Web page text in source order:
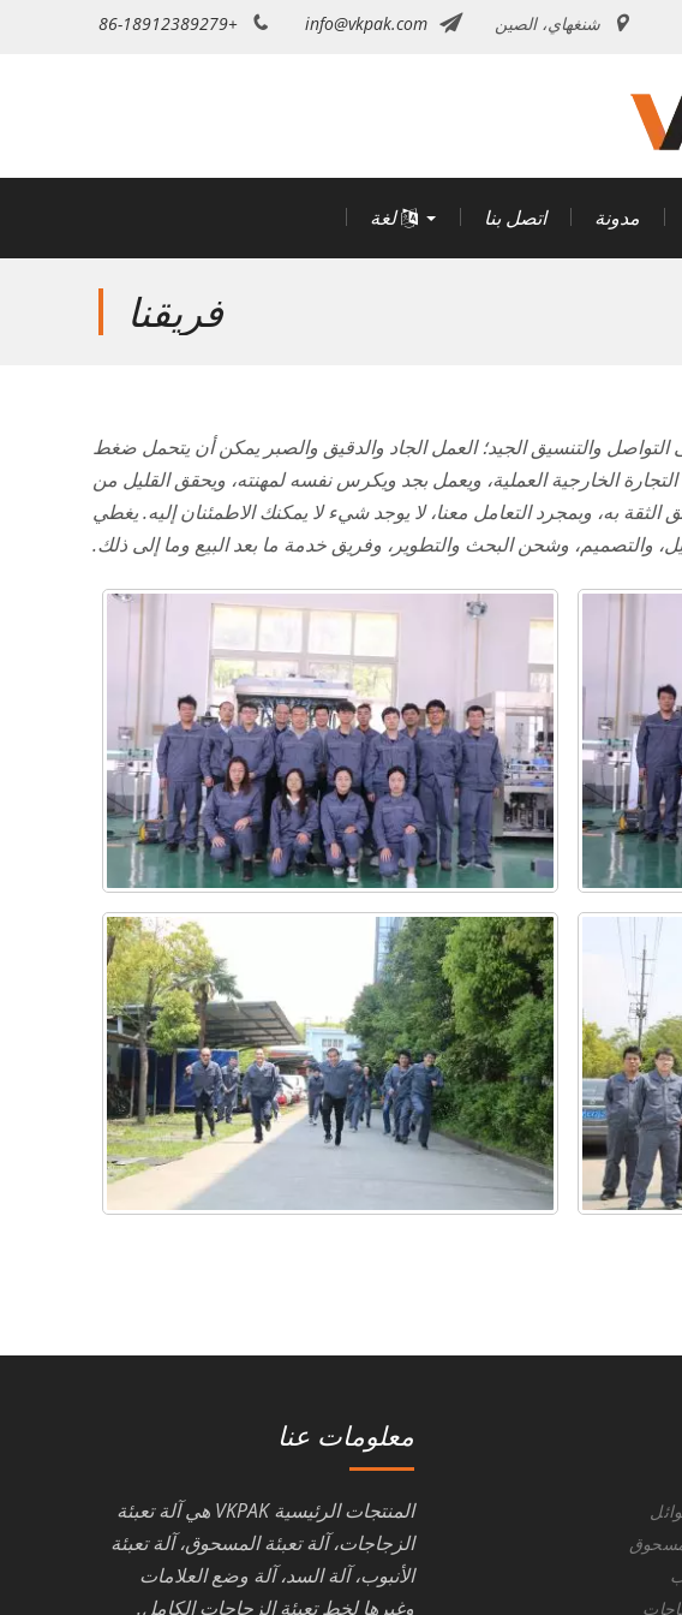
+86-18912389279 info@vkpak.com شنغهاي، الصين
مدونة اتصل بنا لغة
فريقنا
والتنسيق الجيد؛ العمل الجاد والدقيق والصبر يمكن أن يتحمل ضغط
الخارجية العملية، ويعمل بجد ويكرس نفسه لمهنته، ويحقق القليل من
به، وبمجرد التعامل معنا، لا يوجد شيء لا يمكنك الاطمئنان إليه. يغطي
والتصميم، وشحن البحث والتطوير، وفريق خدمة ما بعد البيع وما إلى ذلك.
معلومات عنا
المنتجات الرئيسية VKPAK هي آلة تعبئة
الزجاجات، آلة تعبئة المسحوق، آلة تعبئة
الأنبوب، آلة السد، آلة وضع العلامات
وغيرها لخط تعبئة الزجاجات الكامل.